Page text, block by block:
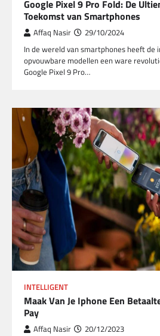
Google Pixel 9 Pro Fold: De
Toekomst van Smartphones
Affaq Nasir 29/10/2024
In de wereld van smartphones heeft de
opvouwbare modellen een ware
Google Pixel 9 Pro…
INTELLIGENT
Maak Van Je Iphone Een
Pay
Affaq Nasir 20/12/2023